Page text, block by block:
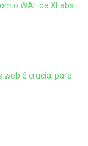
o WAF da XLabs
web é crucial para